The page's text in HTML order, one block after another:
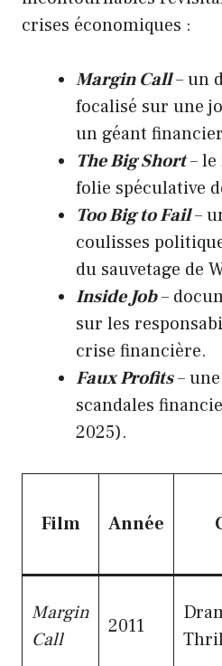
crises économiques :
Margin Call– un
focalisé sur une
un géant
The Big Short– le
folie spéculative
Too Big to Fail–
coulisses
du sauvetage de
Inside Job–
sur les
crise financière.
Faux Profits–
scandales
2025).
Film Année
Margin
Call
2011